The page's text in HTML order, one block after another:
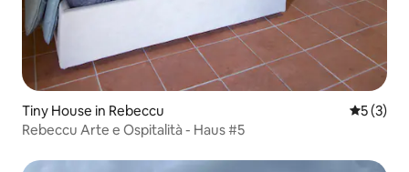
Tiny House in Rebeccu
5 (3)
Rebeccu Arte e Ospitalità - Haus #5